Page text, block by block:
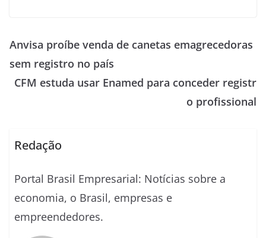
Anvisa proíbe venda de canetas emagrecedoras
sem registro no país
CFM estuda usar Enamed para conceder registr
o profissional
Redação
Portal Brasil Empresarial: Notícias sobre a
economia, o Brasil, empresas e
empreendedores.